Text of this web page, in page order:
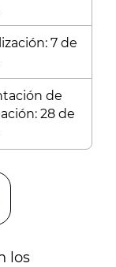
7 de
de
28 de
los